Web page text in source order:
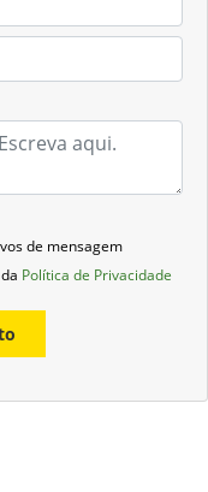
de mensagem
Política de Privacidade